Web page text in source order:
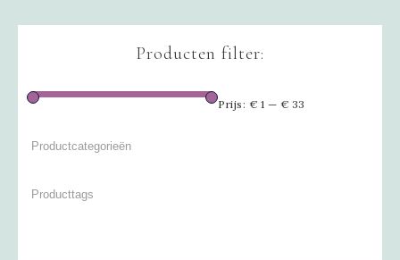
Producten filter:
Prijs: € 1 — € 33